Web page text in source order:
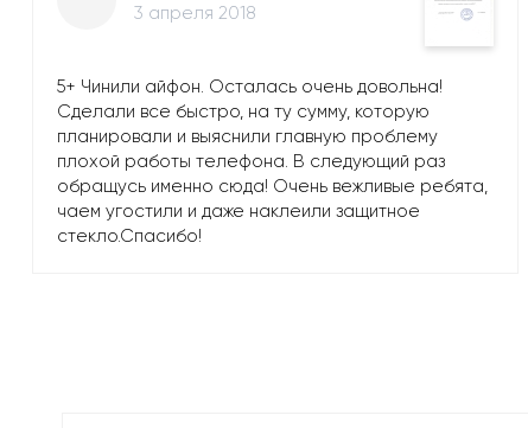
3 апреля 2018
5+ Чинили айфон. Осталась очень довольна!
Сделали все быстро, на ту сумму, которую
планировали и выяснили главную проблему
плохой работы телефона. В следующий раз
обращусь именно сюда! Очень вежливые ребята,
чаем угостили и даже наклеили защитное
стекло.Спасибо!